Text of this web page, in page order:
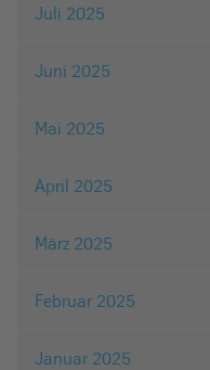
Juli 2025
Juni 2025
Mai 2025
April 2025
März 2025
Februar 2025
Januar 2025